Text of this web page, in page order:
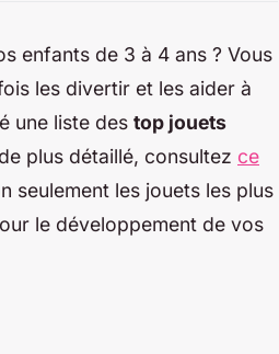
enfants de 3 à 4 ans ? Vous
les divertir et les aider à
une liste des top jouets
plus détaillé, consultez ce
seulement les jouets les plus
le développement de vos